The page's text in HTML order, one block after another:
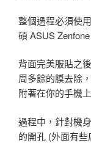
整個過程必須使
碩 ASUS
背面完美服貼之
周多餘的膜去除
附著在你的手機
過程中，針對機
的開孔 (外面有